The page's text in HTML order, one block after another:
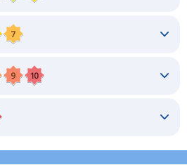
Sonnenbrille